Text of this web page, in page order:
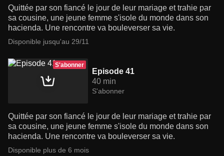
Quittée par son fiancé le jour de leur mariage et trahie par
sa cousine, une jeune femme s'isole du monde dans son
hacienda. Une rencontre va bouleverser sa vie.
Disponible jusqu'au 29/11
S'abonner
Episode 41
40 min
S'abonner
Quittée par son fiancé le jour de leur mariage et trahie par
sa cousine, une jeune femme s'isole du monde dans son
hacienda. Une rencontre va bouleverser sa vie.
Disponible plus de 6 mois